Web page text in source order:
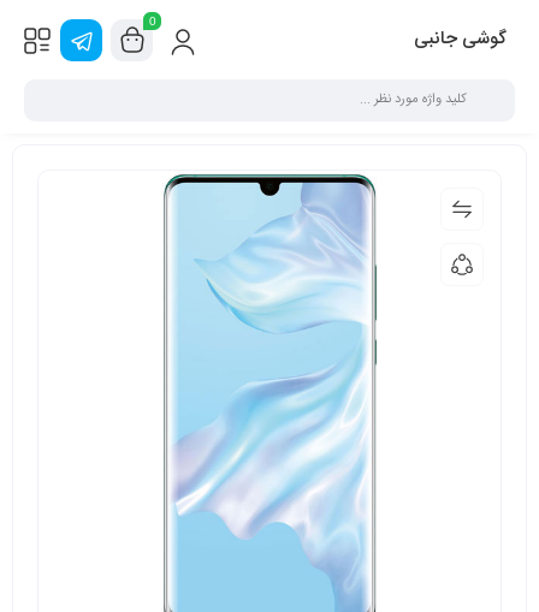
گوشی جانبی
0